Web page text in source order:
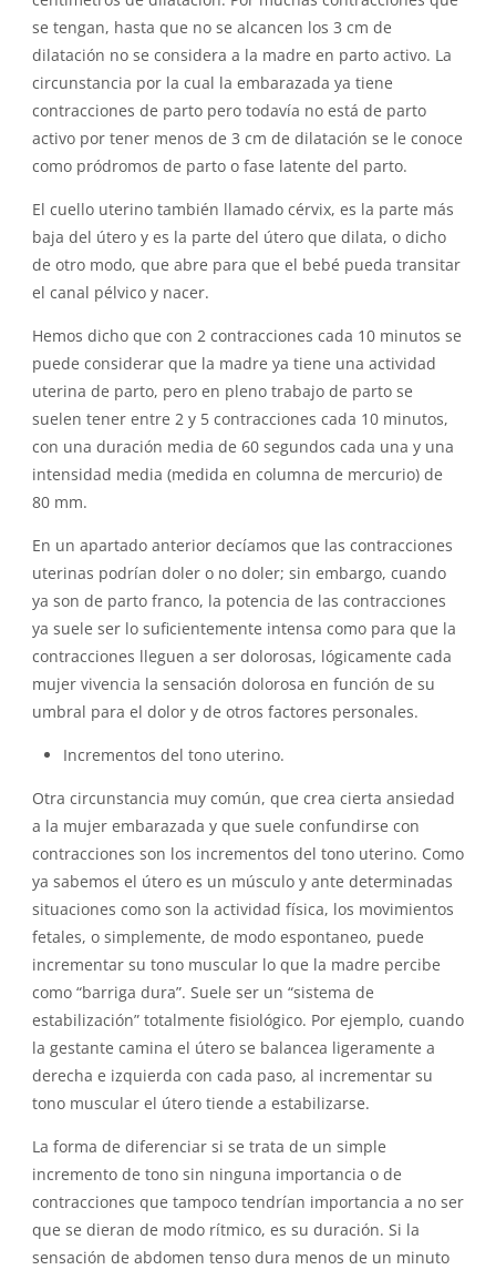
se tengan, hasta que no se alcancen los 3 cm de
dilatación no se considera a la madre en parto activo. La
circunstancia por la cual la embarazada ya tiene
contracciones de parto pero todavía no está de parto
activo por tener menos de 3 cm de dilatación se le conoce
como pródromos de parto o fase latente del parto.
El cuello uterino también llamado cérvix, es la parte más
baja del útero y es la parte del útero que dilata, o dicho
de otro modo, que abre para que el bebé pueda transitar
el canal pélvico y nacer.
Hemos dicho que con 2 contracciones cada 10 minutos se
puede considerar que la madre ya tiene una actividad
uterina de parto, pero en pleno trabajo de parto se
suelen tener entre 2 y 5 contracciones cada 10 minutos,
con una duración media de 60 segundos cada una y una
intensidad media (medida en columna de mercurio) de
80 mm.
En un apartado anterior decíamos que las contracciones
uterinas podrían doler o no doler; sin embargo, cuando
ya son de parto franco, la potencia de las contracciones
ya suele ser lo suficientemente intensa como para que la
contracciones lleguen a ser dolorosas, lógicamente cada
mujer vivencia la sensación dolorosa en función de su
umbral para el dolor y de otros factores personales.
Incrementos del tono uterino.
Otra circunstancia muy común, que crea cierta ansiedad
a la mujer embarazada y que suele confundirse con
contracciones son los incrementos del tono uterino. Como
ya sabemos el útero es un músculo y ante determinadas
situaciones como son la actividad física, los movimientos
fetales, o simplemente, de modo espontaneo, puede
incrementar su tono muscular lo que la madre percibe
como “barriga dura”. Suele ser un “sistema de
estabilización” totalmente fisiológico. Por ejemplo, cuando
la gestante camina el útero se balancea ligeramente a
derecha e izquierda con cada paso, al incrementar su
tono muscular el útero tiende a estabilizarse.
La forma de diferenciar si se trata de un simple
incremento de tono sin ninguna importancia o de
contracciones que tampoco tendrían importancia a no ser
que se dieran de modo rítmico, es su duración. Si la
sensación de abdomen tenso dura menos de un minuto